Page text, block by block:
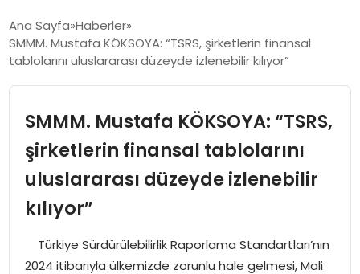
EKONOMI
EĞITIM
GÜNDEM
Ana Sayfa Haberler
SMMM. Mustafa KÖKSOYA: “TSRS, şirketlerin finansal
tablolarını uluslararası düzeyde izlenebilir kılıyor”
SMMM. Mustafa KÖKSOYA: “TSRS,
şirketlerin finansal tablolarını
uluslararası düzeyde izlenebilir
kılıyor”
Türkiye Sürdürülebilirlik Raporlama Standartları’nın
2024 itibarıyla ülkemizde zorunlu hale gelmesi, Mali